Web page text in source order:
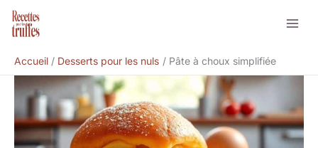
Aller
Accueil
Desserts pour les nuls Pâte à choux simplifiée
Rechercher